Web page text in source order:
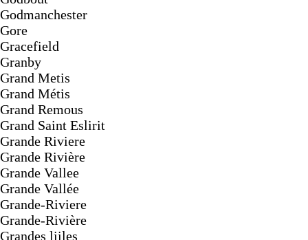
Godmanchester
Gore
Gracefield
Granby
Grand Metis
Grand Métis
Grand Remous
Grand Saint Eslirit
Grande Riviere
Grande Rivière
Grande Vallee
Grande Vallée
Grande-Riviere
Grande-Rivière
Grandes liiles